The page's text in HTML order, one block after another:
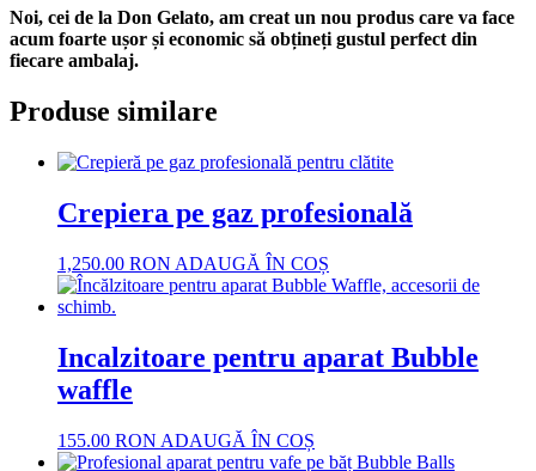
Noi, cei de la Don Gelato, am creat un nou produs care va face
acum foarte ușor și economic să obțineți gustul perfect din
fiecare ambalaj.
Produse similare
Crepiera pe gaz profesională
1,250.00 RON ADAUGĂ ÎN COȘ
Incalzitoare pentru aparat Bubble
waffle
155.00 RON ADAUGĂ ÎN COȘ